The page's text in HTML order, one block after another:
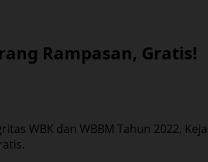
Rampasan, Gratis!
WBK dan WBBM Tahun 2022,